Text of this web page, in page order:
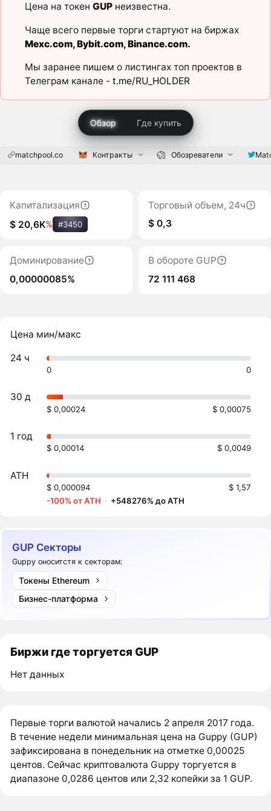
Цена на токен GUPнеизвестна.
Чаще всего первые торги стартуют на биржах
Mexc.com,Bybit.com,Binance.com.
Мы заранее пишем о листингах топ проектов в
Телеграм канале - t.me/RU_HOLDER
Обзор Где купить
matchpool.co Контракты Обозреватели
Капитализация
$ 20,6K% #3450
Торговый объем, 24ч
$ 0,3
Доминирование
0,00000085%
В обороте GUP
72 111 468
Цена мин/макс
24 ч
0 0
30 д
$ 0,00024 $ 0,00075
1 год
$ 0,00014 $ 0,0049
ATH
$ 0,000094
$ 1,57
-100% от ATH · +548276% до ATH
GUP Секторы
Guppy оноситстя к секторам:
Токены Ethereum
Бизнес-платформа
Биржи где торгуется GUP
Нет данных
Первые торги валютой начались 2 апреля 2017 года.
В течение недели минимальная цена на Guppy (GUP)
зафиксирована в понедельник на отметке 0,00025
центов. Сейчас криптовалюта Guppy торгуется в
диапазоне 0,0286 центов или 2,32 копейки за 1 GUP.